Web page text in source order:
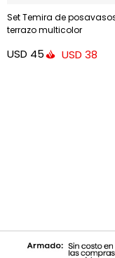
Set Temira de
terrazo multicolor
USD 45 USD 38